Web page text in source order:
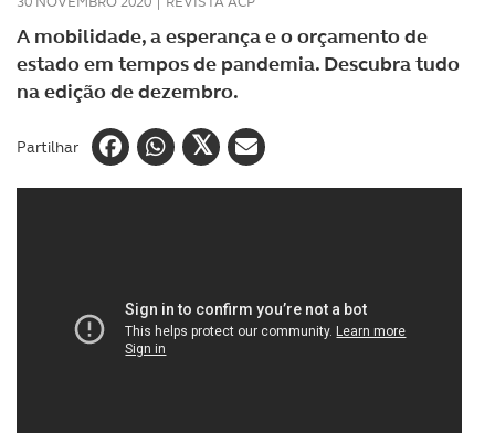
A mobilidade, a esperança e o orçamento de
estado em tempos de pandemia. Descubra tudo
na edição de dezembro.
Partilhar